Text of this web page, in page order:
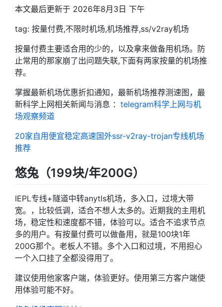
本文最后更新于 2026年8月3日 下午
tag: 按量付费,不限时机场,机场推荐,ss/v2ray机场
按量付费主要适合用的少的，以及拿来做备用机场。防
止常用的那家崩了出问题失联,下面有两家按量的机场推
荐。
掌握最新机场优惠折扣通知，最新机场推荐测速图，最
新科学上网相关新闻与消息 ： telegram科学上网与机
场观察频道
20家自用便宜稳定高速国外ssr-v2ray-trojan专线机场
推荐
悠兔（199块/年200G）
IEPL专线+隧道中转anytls机场，多入口，过境大带
宽。，比较低调，适合不想人太多的。近期我的主用机
场，稳定性和速度都不错，体验可以。适合不追求节点
多的用户。有按量付费可以做备用，就是100块1年
200G那个。老板人不错。多个入口和过境，不用担心
一个入口挂了全都没得用了。
建议使用他家客户端，体验更好。使用第三方客户端使
用体验可能不好。